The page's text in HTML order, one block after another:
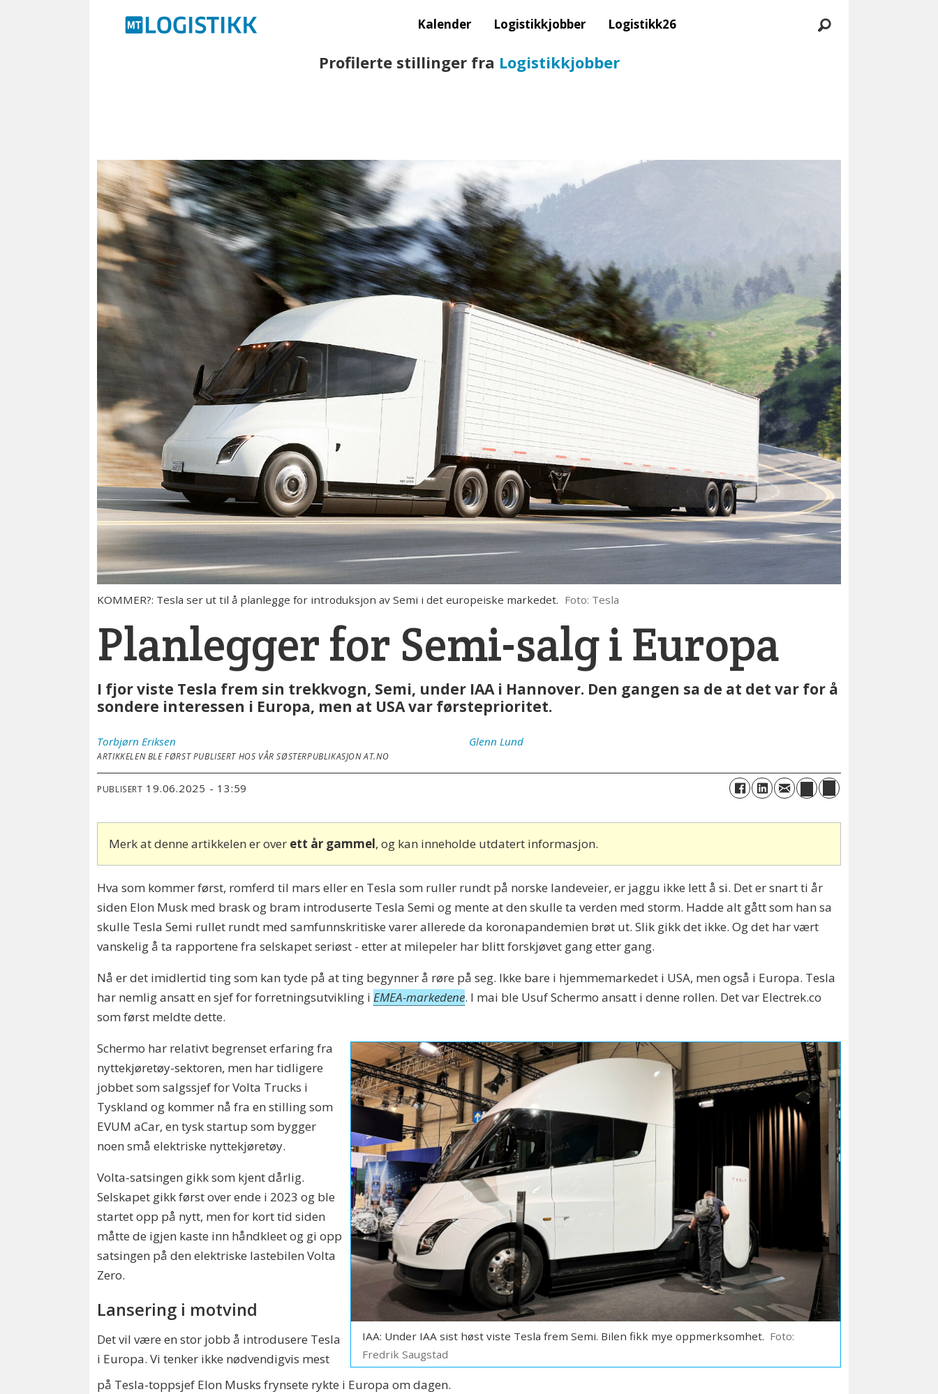
Kalender Logistikkjobber Logistikk26
Profilerte stillinger fra Logistikkjobber
KOMMER?: Tesla ser ut til å planlegge for introduksjon av Semi i det europeiske markedet. Foto: Tesla
Planlegger for Semi-salg i Europa
I fjor viste Tesla frem sin trekkvogn, Semi, under IAA i Hannover. Den gangen sa de at det var for å
sondere interessen i Europa, men at USA var førsteprioritet.
Torbjørn Eriksen
ARTIKKELEN BLE FØRST PUBLISERT HOS VÅR SØSTERPUBLIKASJON AT.NO
Glenn Lund
PUBLISERT 19.06.2025 - 13:59
Merk at denne artikkelen er over ett år gammel, og kan inneholde utdatert informasjon.
Hva som kommer først, romferd til mars eller en Tesla som ruller rundt på norske landeveier, er jaggu ikke lett å si. Det er snart ti år
siden Elon Musk med brask og bram introduserte Tesla Semi og mente at den skulle ta verden med storm. Hadde alt gått som han sa
skulle Tesla Semi rullet rundt med samfunnskritiske varer allerede da koronapandemien brøt ut. Slik gikk det ikke. Og det har vært
vanskelig å ta rapportene fra selskapet seriøst - etter at milepeler har blitt forskjøvet gang etter gang.
Nå er det imidlertid ting som kan tyde på at ting begynner å røre på seg. Ikke bare i hjemmemarkedet i USA, men også i Europa. Tesla
har nemlig ansatt en sjef for forretningsutvikling iEMEA-markedene. I mai ble Usuf Schermo ansatt i denne rollen. Det var Electrek.co
som først meldte dette.
IAA: Under IAA sist høst viste Tesla frem Semi. Bilen fikk mye oppmerksomhet. Foto:
Fredrik Saugstad
Schermo har relativt begrenset erfaring fra
nyttekjøretøy-sektoren, men har tidligere
jobbet som salgssjef for Volta Trucks i
Tyskland og kommer nå fra en stilling som
EVUM aCar, en tysk startup som bygger
noen små elektriske nyttekjøretøy.
Volta-satsingen gikk som kjent dårlig.
Selskapet gikk først over ende i 2023 og ble
startet opp på nytt, men for kort tid siden
måtte de igjen kaste inn håndkleet og gi opp
satsingen på den elektriske lastebilen Volta
Zero.
Lansering i motvind
Det vil være en stor jobb å introdusere Tesla
i Europa. Vi tenker ikke nødvendigvis mest
på Tesla-toppsjef Elon Musks frynsete rykte i Europa om dagen.